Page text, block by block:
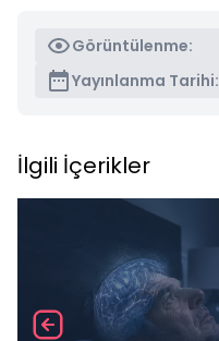
Görüntülenme:
Yayınlanma Tarihi:
İlgili İçerikler